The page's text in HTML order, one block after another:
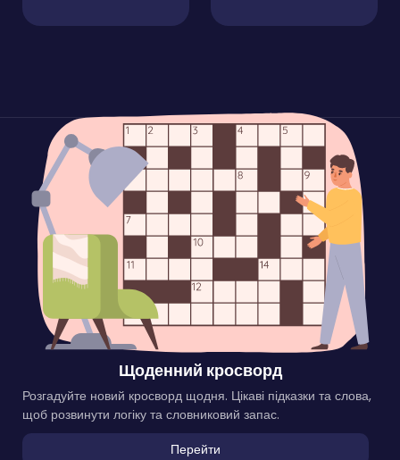
Щоденний кросворд
Розгадуйте новий кросворд щодня. Цікаві підказки та слова,
щоб розвинути логіку та словниковий запас.
Перейти